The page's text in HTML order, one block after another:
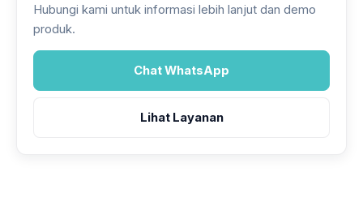
Hubungi kami untuk informasi lebih lanjut dan demo
produk.
Chat WhatsApp
Lihat Layanan